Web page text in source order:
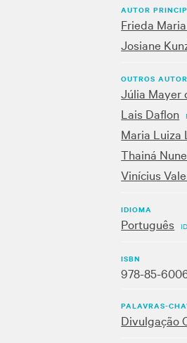
AUTOR
Frieda
Josiane
OUTROS
Júlia Mayer
Lais Daflon
Maria Luiza
Thainá
Vinícius
IDIOMA
Português
ISBN
978-85-
PALAVRAS-
Divulgação